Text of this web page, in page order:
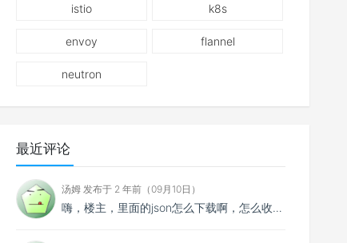
istio k8s
envoy flannel
neutron
最近评论
汤姆 发布于 2 年前（09月10日）
嗨，楼主，里面的json怎么下载啊，怎么收费啊？